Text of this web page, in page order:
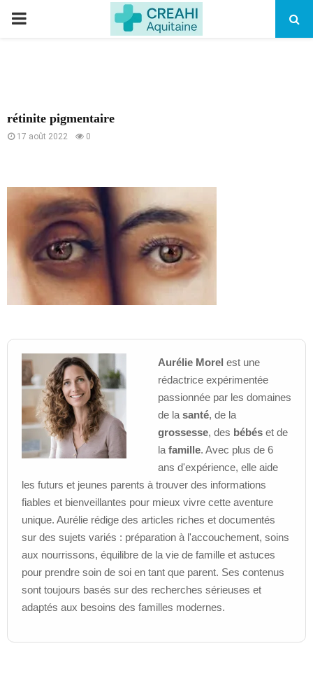
PRIMARY
rétinite pigmentaire
17 août 2022 0
Aurélie Morel est une
rédactrice expérimentée
passionnée par les domaines
de la santé, de la
grossesse, des bébés et de
la famille. Avec plus de 6
ans d'expérience, elle aide
les futurs et jeunes parents à trouver des informations
fiables et bienveillantes pour mieux vivre cette aventure
unique. Aurélie rédige des articles riches et documentés
sur des sujets variés : préparation à l'accouchement, soins
aux nourrissons, équilibre de la vie de famille et astuces
pour prendre soin de soi en tant que parent. Ses contenus
sont toujours basés sur des recherches sérieuses et
adaptés aux besoins des familles modernes.